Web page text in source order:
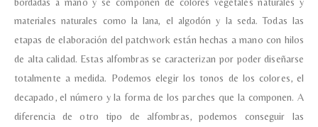
materiales naturales como la lana, el algodón y la seda.Todas las
etapas de elaboración del patchwork están hechas a mano con hilos
de alta calidad. Estas alfombras se caracterizan por poder diseñarse
totalmente a medida. Podemos elegir los tonos de los colores, el
decapado, el número y la forma de los parches que la componen. A
diferencia de otro tipo de alfombras, podemos conseguir las